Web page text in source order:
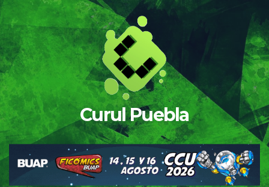
Saltar
al
contenido
Curul Puebla